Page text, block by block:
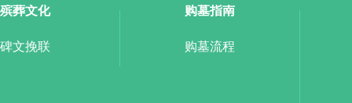
殡葬文化
碑文挽联
购墓指南
购墓流程